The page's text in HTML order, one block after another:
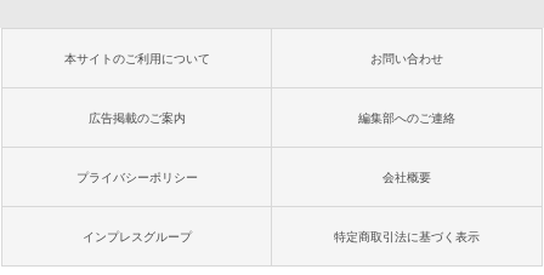
本サイトのご利用について お問い合わせ
広告掲載のご案内 編集部へのご連絡
プライバシーポリシー 会社概要
インプレスグループ 特定商取引法に基づく表示